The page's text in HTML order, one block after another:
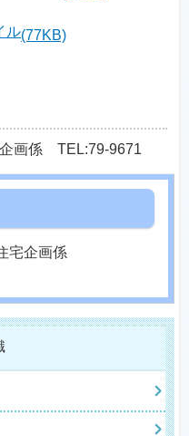
(77KB)
画係 TEL:79-9671
企画係